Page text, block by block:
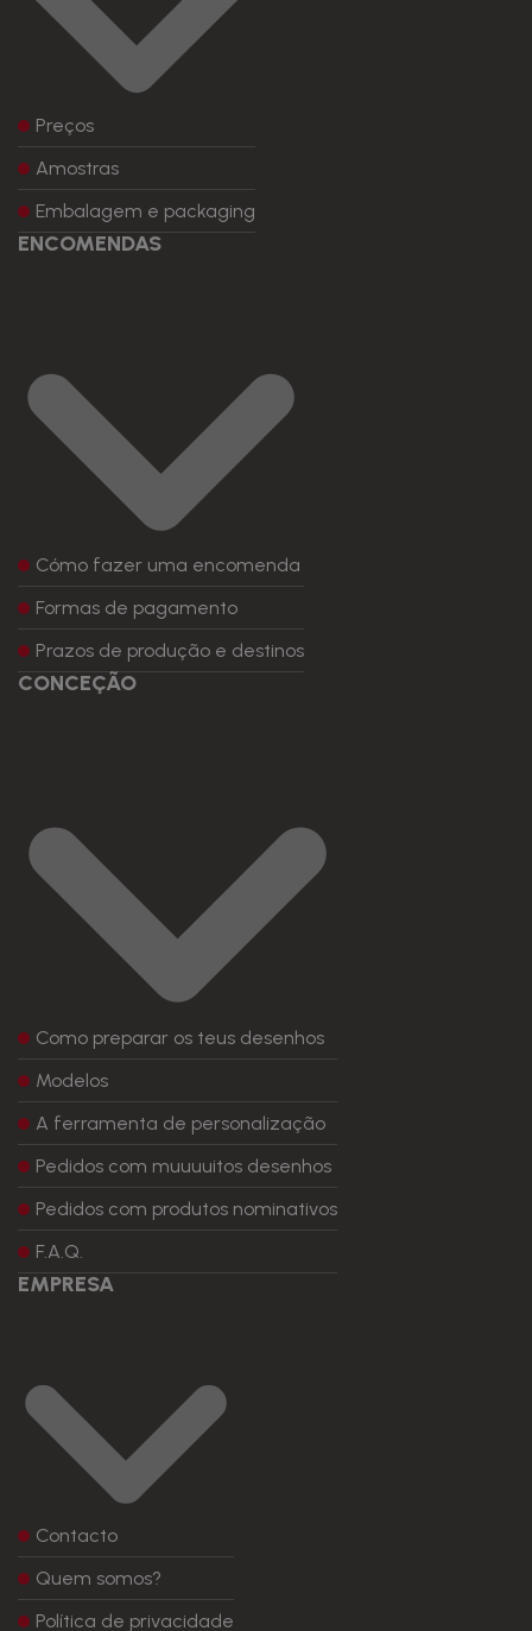
Preços
Amostras
Embalagem e packaging
ENCOMENDAS
Cómo fazer uma encomenda
Formas de pagamento
Prazos de produção e destinos
CONCEÇÃO
Como preparar os teus desenhos
Modelos
A ferramenta de personalização
Pedidos com muuuuitos desenhos
Pedidos com produtos nominativos
F.A.Q.
EMPRESA
Contacto
Quem somos?
Política de privacidade